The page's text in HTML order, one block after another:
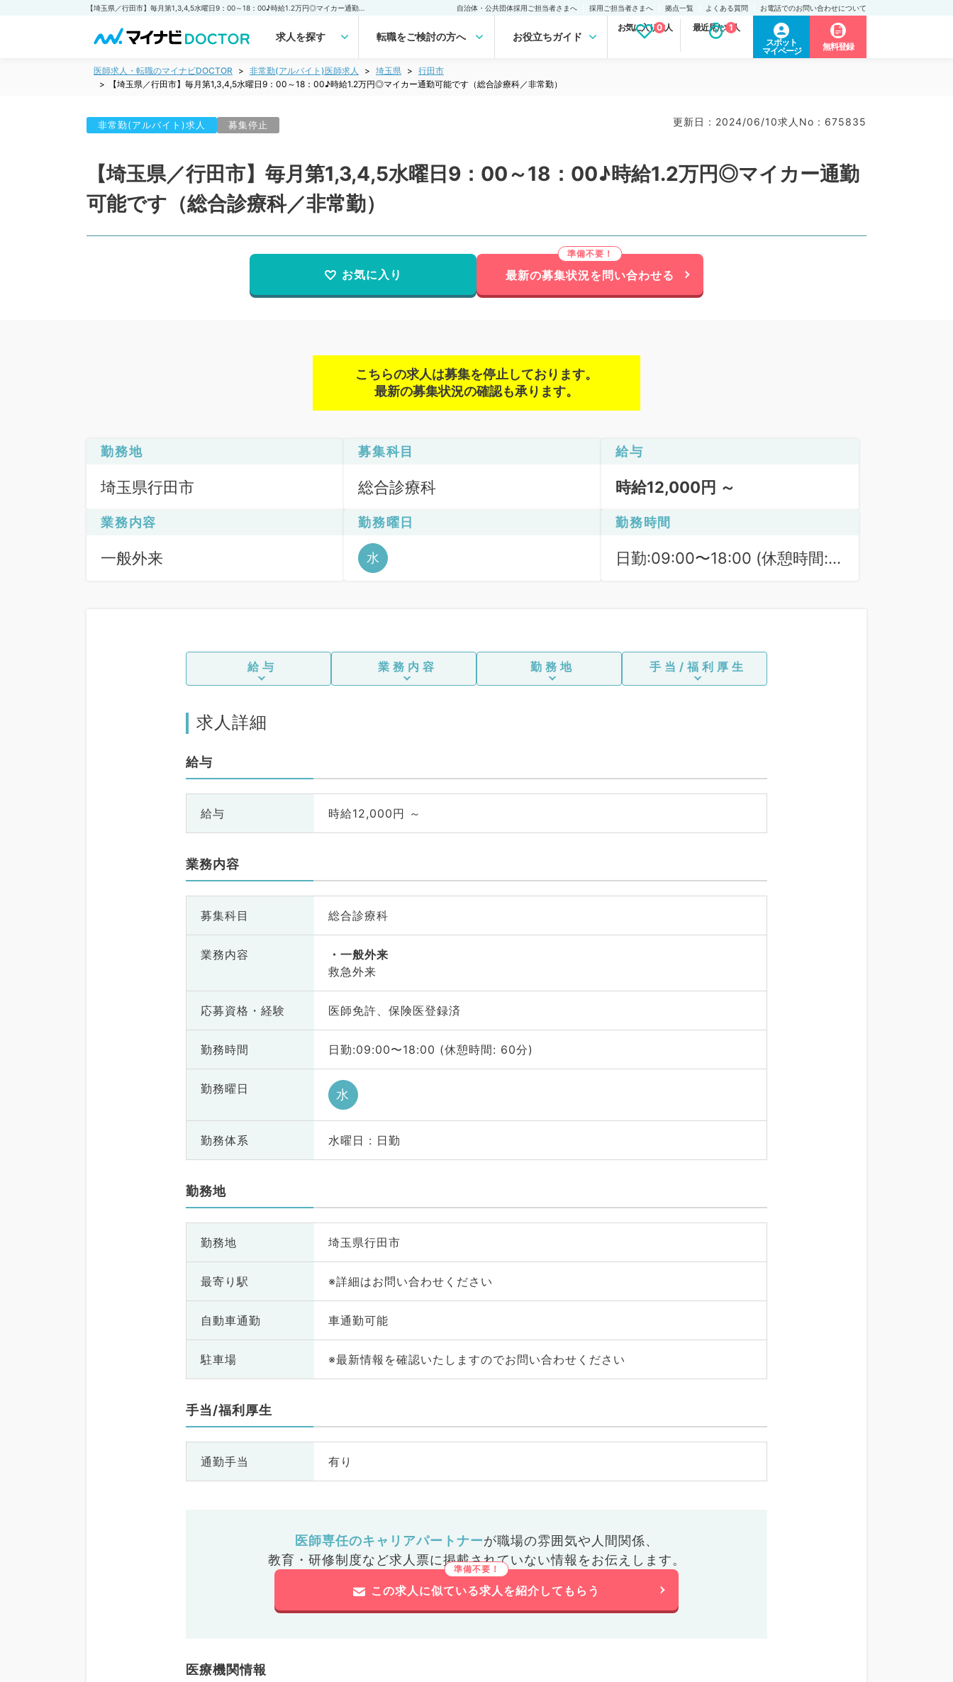
自治体・公共団体採用ご担当者さまへ 採用ご担当者さまへ 拠点一覧 よくある質問 お電話でのお問い合わせについて
求人を探す 転職をご検討の方へ お役立ちガイド
お気に入り求人
0 最近見た求人
1
スポット
マイページ
無料登録
医師求人・転職のマイナビDOCTOR 非常勤(アルバイト)医師求人 埼玉県
行田市
【埼玉県／行田市】毎月第1,3,4,5水曜日9：00～18：00♪時給1.2万円◎マイカー通勤可能です（総合診療科／非常勤）
非常勤(アルバイト)求人 募集停止 更新日 : 2024/06/10求人No : 675835
【埼玉県／行田市】毎月第1,3,4,5水曜日9：00～18：00♪時給1.2万円◎マイカー通勤
可能です（総合診療科／非常勤）
お気に入り 最新の募集状況を問い合わせる
こちらの求人は募集を停止しております。
最新の募集状況の確認も承ります。
勤務地
埼玉県行田市
募集科目
総合診療科
給与
時給12,000円 ～
業務内容
一般外来
勤務曜日
水
勤務時間
日勤:09:00〜18:00 (休憩時間:
給与 業務内容 勤務地 手当/福利厚生
求人詳細
給与
給与 時給12,000円 ～
業務内容
募集科目 総合診療科
業務内容
一般外来
救急外来
応募資格・ 経験 医師免許、保険医登録済
勤務時間 日勤:09:00〜18:00 (休憩時間: 60分)
勤務曜日 水
勤務体系 水曜日 : 日勤
勤務地
勤務地 埼玉県行田市
最寄り駅 ※詳細はお問い合わせください
自動車通勤 車通勤可能
駐車場 ※最新情報を確認いたしますのでお問い合わせください
手当/福利厚生
通勤手当 有り
医師専任のキャリアパートナーが職場の雰囲気や人間関係、
教育・研修制度など求人票に掲載されていない情報をお伝えします。
この求人に似ている求人を紹介してもらう
医療機関情報